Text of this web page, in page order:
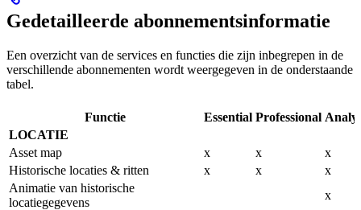
Gedetailleerde abonnementsinformatie
Een overzicht van de services en functies die zijn inbegrepen in de
verschillende abonnementen wordt weergegeven in de onderstaande
tabel.
Functie Essential Professional
LOCATIE
Asset map
x x
x
Historische locaties & ritten
x x
x
Animatie van historische
locatiegegevens
x